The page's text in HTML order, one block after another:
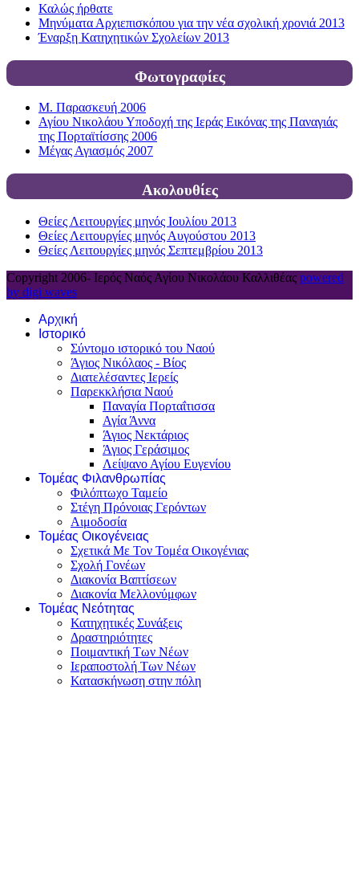
Καλώς ήρθατε
Μηνύματα Αρχιεπισκόπου για την νέα σχολική χρονιά 2013
Έναρξη Κατηχητικών Σχολείων 2013
Φωτογραφίες
Μ. Παρασκευή 2006
Αγίου Νικολάου Υποδοχή της Ιεράς Εικόνας της Παναγιάς
της Πορταϊτίσσης 2006
Μέγας Αγιασμός 2007
Ακολουθίες
Θείες Λειτουργίες μηνός Ιουλίου 2013
Θείες Λειτουργίες μηνός Αυγούστου 2013
Θείες Λειτουργίες μηνός Σεπτεμβρίου 2013
Copyright 2006- Ιερός Ναός Αγίου Νικολάου Καλλιθέας powered
by digi waves
Αρχική
Ιστορικό
Σύντομο ιστορικό του Ναού
Άγιος Νικόλαος - Βίος
Διατελέσαντες Ιερείς
Παρεκκλήσια Ναού
Παναγία Πορταΐτισσα
Αγία Άννα
Άγιος Νεκτάριος
Άγιος Γεράσιμος
Λείψανο Αγίου Ευγενίου
Τομέας Φιλανθρωπίας
Φιλόπτωχο Ταμείο
Στέγη Πρόνοιας Γερόντων
Αιμοδοσία
Τομέας Οικογένειας
Σχετικά Με Τον Τομέα Οικογένιας
Σχολή Γονέων
Διακονία Βαπτίσεων
Διακονία Μελλονύμφων
Τομέας Νεότητας
Κατηχητικές Συνάξεις
Δραστηριότητες
Ποιμαντική Των Νέων
Ιεραποστολή Των Νέων
Κατασκήνωση στην πόλη